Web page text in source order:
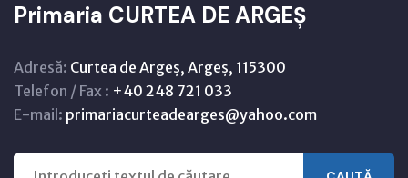
Primaria CURTEA DE ARGEȘ
Adresă: Curtea de Argeș, Argeș, 115300
Telefon / Fax : +40 248 721 033
E-mail: primariacurteadearges@yahoo.com